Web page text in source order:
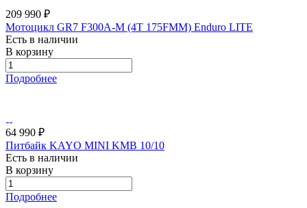
209 990 ₽
Мотоцикл GR7 F300A-M (4T 175FMM) Enduro LITE
Есть в наличии
В корзину
Подробнее
64 990 ₽
Питбайк KAYO MINI KMB 10/10
Есть в наличии
В корзину
Подробнее